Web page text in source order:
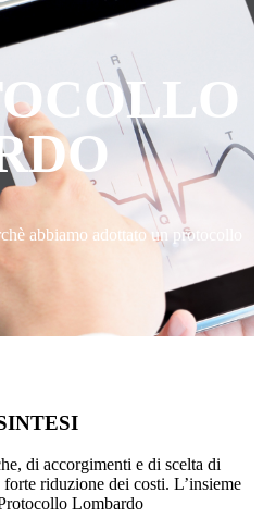
abbiamo adottato un protocollo
di accorgimenti e di scelta di
riduzione dei costi. L’insieme
Lombardo